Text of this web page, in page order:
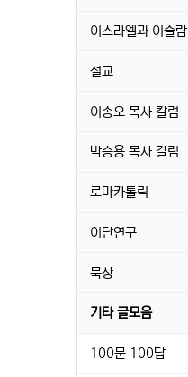
이스라엘과 이슬람
설교
이송오 목사 칼럼
박승용 목사 칼럼
로마카톨릭
이단연구
묵상
기타 글모음
100문 100답